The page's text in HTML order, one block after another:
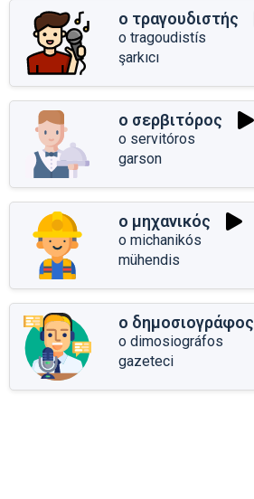
ο τραγουδιστής
o tragoudistís
şarkıcı
ο σερβιτόρος
o servitóros
garson
ο μηχανικός
o michanikós
mühendis
ο δημοσιογράφος
o dimosiográfos
gazeteci